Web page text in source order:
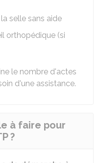
selle sans aide
orthopédique (si
le nombre d'actes
d'une assistance.
à faire pour
?